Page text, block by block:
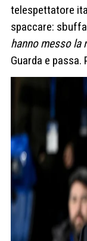
telespettatore
spaccare:
hanno messo la
Guarda e passa.